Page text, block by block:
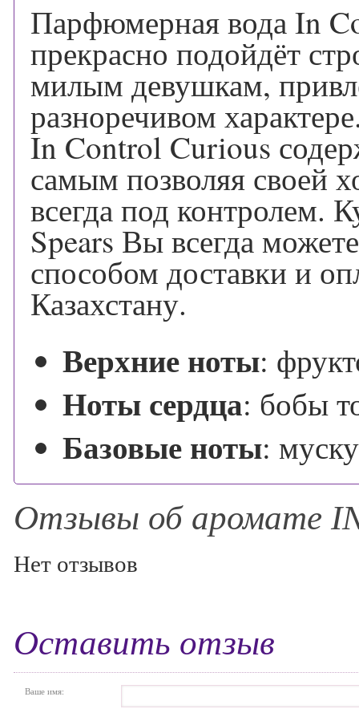
Парфюмерная вода In
прекрасно подойдёт
милым девушкам,
разноречивом
In Control Curious
самым позволяя своей
всегда под контролем.
Spears Вы всегда
способом доставки и
Казахстану.
Верхние ноты:
Ноты сердца: бобы
Базовые ноты:
Отзывы об аромате
Нет отзывов
Оставить отзыв
Ваше имя: